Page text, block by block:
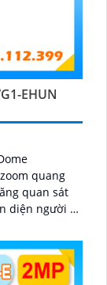
EHUN
quang
quan sát
diện người và